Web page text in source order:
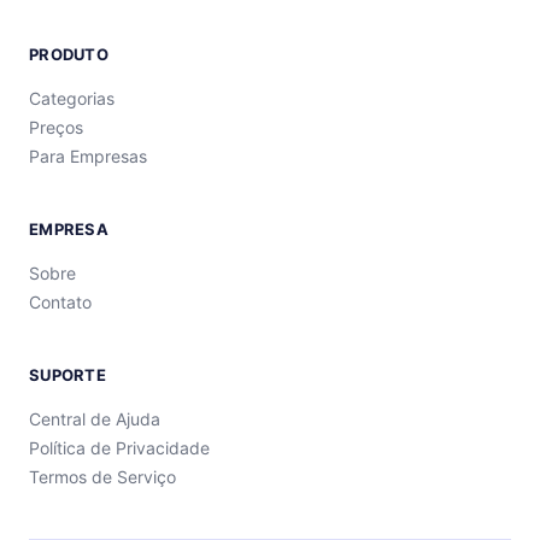
PRODUTO
Categorias
Preços
Para Empresas
EMPRESA
Sobre
Contato
SUPORTE
Central de Ajuda
Política de Privacidade
Termos de Serviço